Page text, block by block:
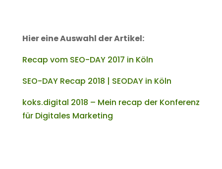
Hier eine Auswahl der Artikel:
Recap vom SEO-DAY 2017 in Köln
SEO-DAY Recap 2018 | SEODAY in Köln
koks.digital 2018 – Mein recap der Konferenz
für Digitales Marketing